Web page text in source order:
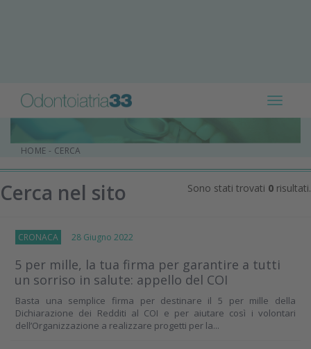
Toggle
HOME - CERCA
Cerca nel sito Sono stati trovati 0 risultati.
CRONACA 28 Giugno 2022
5 per mille, la tua firma per garantire a tutti
un sorriso in salute: appello del COI
Basta una semplice firma per destinare il 5 per mille della
Dichiarazione dei Redditi al COI e per aiutare così i volontari
dell’Organizzazione a realizzare progetti per la...